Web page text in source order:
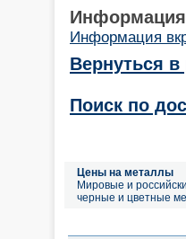
Информация
Вернуться
Поиск по
Цены на металлы
Мировые и
черные и цветные